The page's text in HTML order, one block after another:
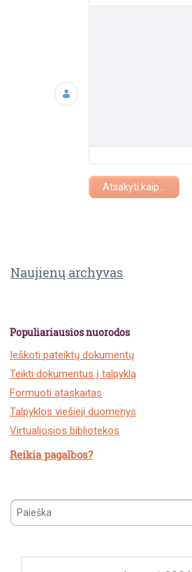
Atsakyti kaip...
Naujienų archyvas
Populiariausios nuorodos
Ieškoti pateiktų dokumentų
Teikti dokumentus į talpyklą
Formuoti ataskaitas
Talpyklos viešieji duomenys
Virtualiosios bibliotekos
Reikia pagalbos?
Paieška